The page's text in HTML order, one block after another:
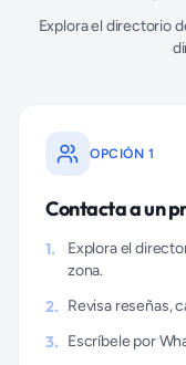
Explora el directorio
OPCIÓN 1
Contacta a un
1.
Explora el
zona.
2. Revisa reseñas,
3. Escríbele por